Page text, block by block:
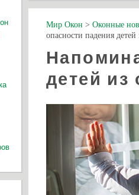
Мир Окон > Оконные
опасности падения
детей из